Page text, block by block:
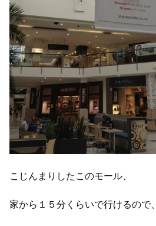
こじんまりしたこのモール、
家から１５分くらいで行けるので、